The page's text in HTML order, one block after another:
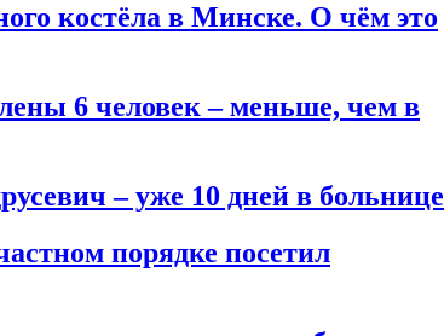
костёла в Минске. О чём это
6 человек – меньше, чем в
– уже 10 дней в больнице
порядке посетил